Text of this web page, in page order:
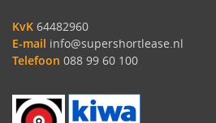
KvK 64482960
E-mail info@supershortlease.nl
Telefoon 088 99 60 100